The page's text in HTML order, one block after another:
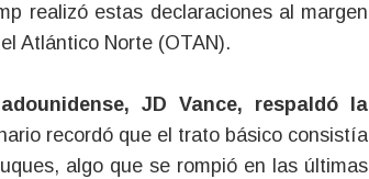
realizó estas declaraciones al margen
Atlántico Norte (OTAN).
JD Vance, respaldó la
recordó que el trato básico consistía
algo que se rompió en las últimas